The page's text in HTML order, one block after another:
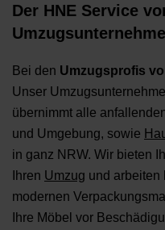
Der HNE Service
Bei den Umzugsprofis
Unser
übernimmt alle
und Umgebung, sowie
in ganz NRW. Wir bieten
Ihren Umzug und arbeiten
modernen
Ihre Möbel vor